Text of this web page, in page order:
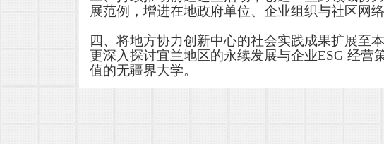
展范例，增进在地政府单位、企业组织与社区网
四、将地方协力创新中心的社会实践成果扩展至
更深入探讨宜兰地区的永续发展与企业ESG 经
值的无疆界大学。